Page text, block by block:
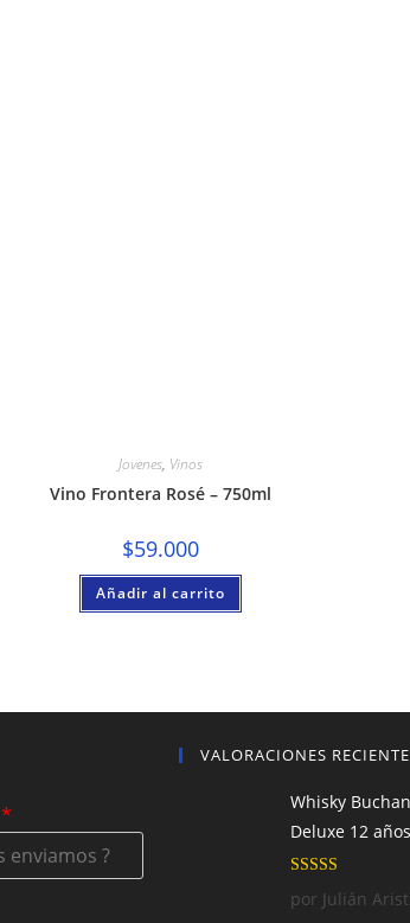
Jovenes, Vinos
Vino Frontera Rosé – 750ml
$59.000
Añadir al carrito
*
VALORACIONES
Whisky
Deluxe 12
Valorado con
5
de 5
por Julián